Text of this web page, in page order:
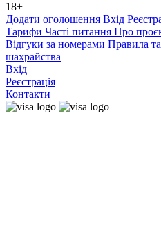
18+
Додати оголошення Вхід
Тарифи Часті питання Про
Відгуки за номерами Правила
шахрайства
Вхід
Реєстрація
Контакти